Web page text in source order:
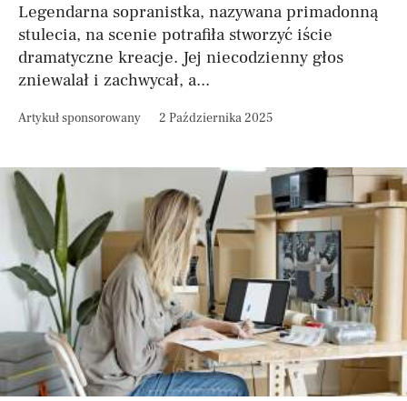
Legendarna sopranistka, nazywana primadonną
stulecia, na scenie potrafiła stworzyć iście
dramatyczne kreacje. Jej niecodzienny głos
zniewalał i zachwycał, a...
Artykuł sponsorowany 2 Października 2025